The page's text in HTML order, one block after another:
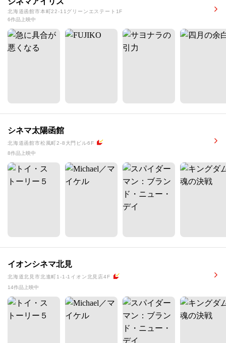
北海道函館市本町22-11グリーンエステート1F
6作品上映中
シネマ太陽函館
北海道函館市松風町2-8大門ビル6F
8作品上映中
イオンシネマ北見
北海道北見市北進町1-1-1イオン北見店4F
14作品上映中